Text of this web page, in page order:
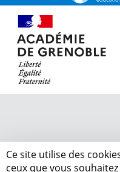
Ce site utilise des
ceux que vous